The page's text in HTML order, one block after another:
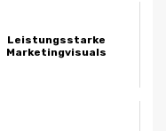
Leistungsstarke
Marketingvisuals